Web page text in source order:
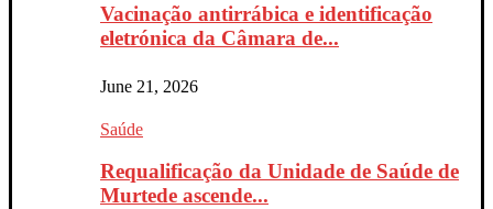
Vacinação antirrábica e identificação
eletrónica da Câmara de...
June 21, 2026
Saúde
Requalificação da Unidade de Saúde de
Murtede ascende...